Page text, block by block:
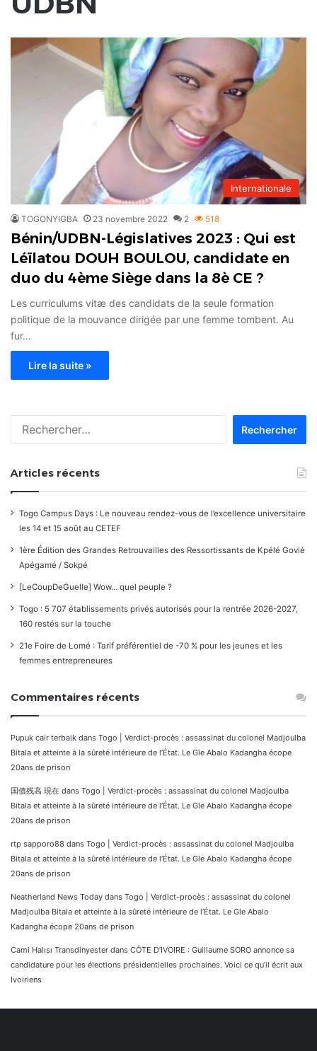
Internationale
TOGONYIGBA 23 novembre 2022 2 518
Bénin/UDBN-Législatives 2023 : Qui est
Léïlatou DOUH BOULOU, candidate en
duo du 4ème Siège dans la 8è CE ?
Les curriculums vitæ des candidats de la seule formation
politique de la mouvance dirigée par une femme tombent. Au
fur…
Lire la suite »
Articles récents
Togo Campus Days : Le nouveau rendez-vous de l’excellence universitaire
les 14 et 15 août au CETEF
1ère Édition des Grandes Retrouvailles des Ressortissants de Kpélé Govié
Apégamé / Sokpé
[LeCoupDeGuelle] Wow… quel peuple ?
Togo : 5 707 établissements privés autorisés pour la rentrée 2026-2027,
160 restés sur la touche
21e Foire de Lomé : Tarif préférentiel de -70 % pour les jeunes et les
femmes entrepreneures
Commentaires récents
Pupuk cair terbaik dans Togo | Verdict-procès : assassinat du colonel Madjoulba
Bitala et atteinte à la sûreté intérieure de l’État. Le Gle Abalo Kadangha écope
20ans de prison
国債残高 現在 dans Togo | Verdict-procès : assassinat du colonel Madjoulba
Bitala et atteinte à la sûreté intérieure de l’État. Le Gle Abalo Kadangha écope
20ans de prison
rtp sapporo88 dans Togo | Verdict-procès : assassinat du colonel Madjoulba
Bitala et atteinte à la sûreté intérieure de l’État. Le Gle Abalo Kadangha écope
20ans de prison
Neatherland News Today dans Togo | Verdict-procès : assassinat du colonel
Madjoulba Bitala et atteinte à la sûreté intérieure de l’État. Le Gle Abalo
Kadangha écope 20ans de prison
Cami Halısı Transdinyester dans CÔTE D’IVOIRE : Guillaume SORO annonce sa
candidature pour les élections présidentielles prochaines. Voici ce qu’il écrit aux
Ivoiriens